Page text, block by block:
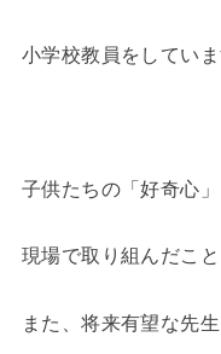
小学校教員をしてい
子供たちの「好奇心
現場で取り組んだこ
また、将来有望な先